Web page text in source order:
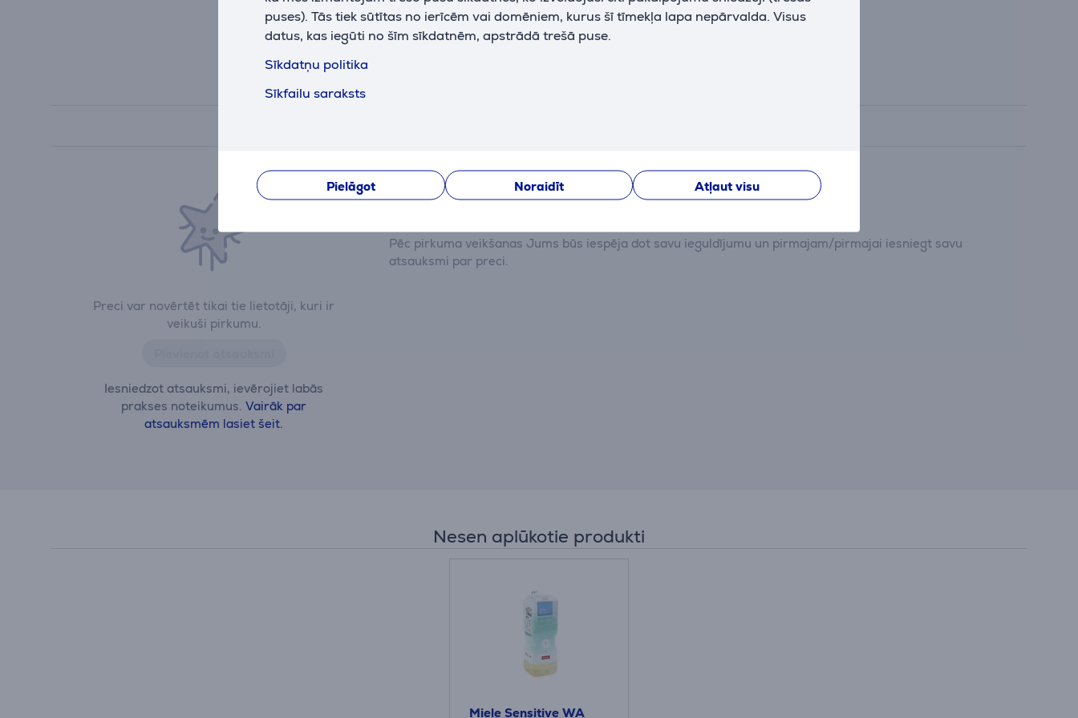
puses). Tās tiek sūtītas no ierīcēm vai domēniem, kurus šī tīmekļa lapa nepārvalda. Visus
datus, kas iegūti no šīm sīkdatnēm, apstrādā trešā puse.
Sīkdatņu politika
Sīkfailu saraksts
Pielāgot Noraidīt Atļaut visu
Preci var novērtēt tikai tie lietotāji, kuri ir
veikuši pirkumu.
Iesniedzot atsauksmi, ievērojiet labās
prakses noteikumus.Vairāk par
atsauksmēm lasiet šeit.
Pēc pirkuma veikšanas Jums būs iespēja dot savu ieguldījumu un pirmajam/pirmajai iesniegt savu
atsauksmi par preci.
Nesen aplūkotie produkti
Miele Sensitive WA